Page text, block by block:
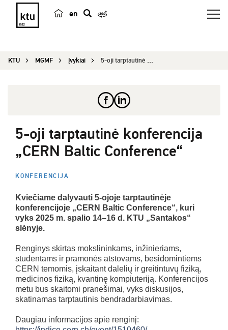
en
e
KTU MGMF Įvykiai 5-oji tarptautinė konferencija „CERN Baltic Conf...
5-oji tarptautinė konferencija
„CERN Baltic Conference“
KONFERENCIJA
Kviečiame dalyvauti 5-ojoje tarptautinėje
konferencijoje „CERN Baltic Conference“, kuri
vyks 2025 m. spalio 14–16 d. KTU „Santakos“
slėnyje.
Renginys skirtas mokslininkams, inžinieriams,
studentams ir pramonės atstovams, besidomintiems
CERN temomis, įskaitant dalelių ir greitintuvų fiziką,
medicinos fiziką, kvantinę kompiuteriją. Konferencijos
metu bus skaitomi pranešimai, vyks diskusijos,
skatinamas tarptautinis bendradarbiavimas.
Daugiau informacijos apie renginį: